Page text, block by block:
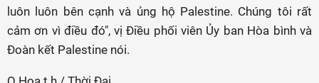
luôn luôn bên cạnh và ủng hộ Palestine. Chúng tôi rất
cảm ơn vì điều đó", vị Điều phối viên Ủy ban Hòa bình và
Đoàn kết Palestine nói.